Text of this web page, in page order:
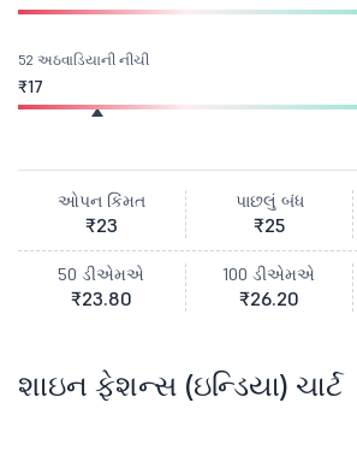
52 અઠવાડિયાની નીચી
₹17
ઓપન કિંમત
₹23
પાછલું બંધ
₹25
50 ડીએમએ
₹23.80
100 ડીએમએ
₹26.20
શાઇન ફેશન્સ (ઇન્ડિયા) ચાર્ટ